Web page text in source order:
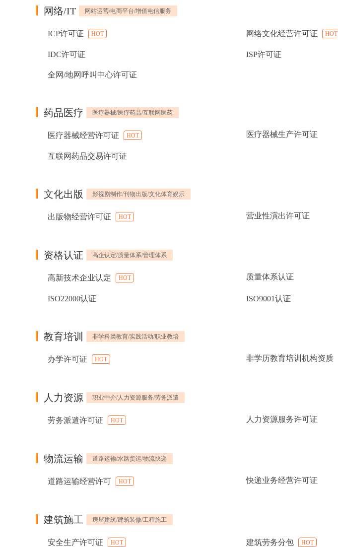
网络/IT 网站运营/电商平台/增值电信服务
ICP许可证 HOT 网络文化经营许可证 HOT
IDC许可证 ISP许可证
全网/地网呼叫中心许可证
药品医疗 医疗器械/医疗药品/互联网医药
医疗器械经营许可证 HOT 医疗器械生产许可证
互联网药品交易许可证
文化出版 影视剧制作/刊物出版/文化体育娱乐
出版物经营许可证 HOT 营业性演出许可证
资格认证 高企认定/质量体系/管理体系
高新技术企业认定 HOT 质量体系认证
ISO22000认证 ISO9001认证
教育培训 非学科类教育/实践活动/职业教培
办学许可证 HOT 非学历教育培训机构资质
人力资源 职业中介/人力资源服务/劳务派遣
劳务派遣许可证 HOT 人力资源服务许可证
物流运输 道路运输/水路货运/物流快递
道路运输经营许可 HOT 快递业务经营许可证
建筑施工 房屋建筑/建筑装修/工程施工
安全生产许可证 HOT 建筑劳务分包 HOT